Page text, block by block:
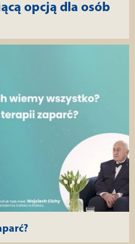
opcją dla osób